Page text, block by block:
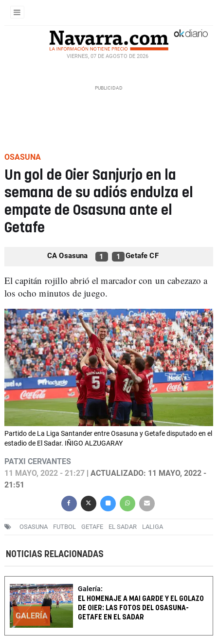
VIERNES, 07 DE AGOSTO DE 2026
OSASUNA
Un gol de Oier Sanjurjo en la
semana de su adiós endulza el
empate de Osasuna ante el
Getafe
CA Osasuna 1 1 Getafe CF
El capitán rojillo abrió el marcador con un cabezazo a
los ocho minutos de juego.
Partido de La Liga Santander entre Osasuna y Getafe disputado en el
estadio de El Sadar. IÑIGO ALZUGARAY
PATXI CERVANTES
11 MAYO, 2022 - 21:27 | ACTUALIZADO: 11 MAYO, 2022 -
21:51
OSASUNA FUTBOL GETAFE EL SADAR LALIGA
NOTICIAS RELACIONADAS
GALERÍA
Galería:
EL HOMENAJE A MAI GARDE Y EL GOLAZO
DE OIER: LAS FOTOS DEL OSASUNA-
GETAFE EN EL SADAR